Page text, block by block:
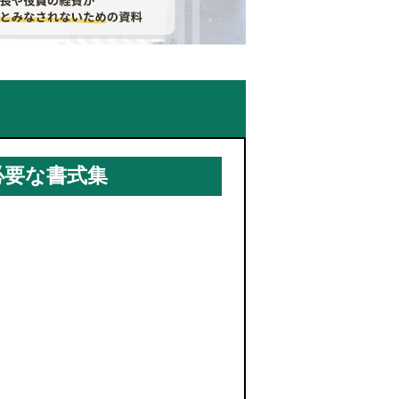
な書式集